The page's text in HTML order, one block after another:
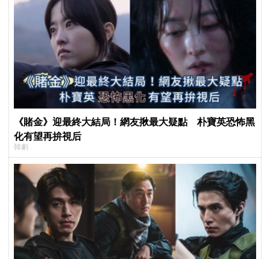
《賭金》迎最終大結局！網友揪最大疑點 朴寶英恐怖黑
化有望再拚視后
韓劇